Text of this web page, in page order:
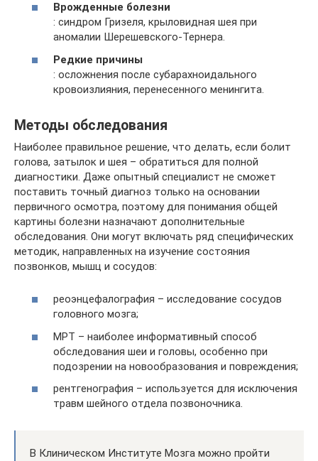
Врожденные болезни
: синдром Гризеля, крыловидная шея при
аномалии Шерешевского-Тернера.
Редкие причины
: осложнения после субарахноидального
кровоизлияния, перенесенного менингита.
Методы обследования
Наиболее правильное решение, что делать, если болит
голова, затылок и шея – обратиться для полной
диагностики. Даже опытный специалист не сможет
поставить точный диагноз только на основании
первичного осмотра, поэтому для понимания общей
картины болезни назначают дополнительные
обследования. Они могут включать ряд специфических
методик, направленных на изучение состояния
позвонков, мышц и сосудов:
реоэнцефалография – исследование сосудов
головного мозга;
МРТ – наиболее информативный способ
обследования шеи и головы, особенно при
подозрении на новообразования и повреждения;
рентгенография – используется для исключения
травм шейного отдела позвоночника.
В Клиническом Институте Мозга можно пройти